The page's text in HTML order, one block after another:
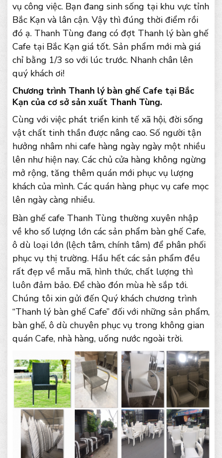
vụ công việc. Bạn đang sinh sống tại khu vực tỉnh
Bắc Kạn và lân cận. Vậy thì đúng thời điểm rồi
đó ạ. Thanh Tùng đang có đợt Thanh lý bàn ghế
Cafe tại Bắc Kạn giá tốt. Sản phẩm mới mà giá
chỉ bằng 1/3 so với lúc trước. Nhanh chân lên
quý khách ơi!
Chương trình Thanh lý bàn ghế Cafe tại Bắc
Kạn của cơ sở sản xuất Thanh Tùng.
Cùng với việc phát triển kinh tế xã hội, đời sống
vật chất tinh thần được nâng cao. Số người tận
hưởng nhâm nhi cafe hàng ngày ngày một nhiều
lên như hiện nay. Các chủ cửa hàng không ngừng
mở rộng, tăng thêm quán mới phục vụ lượng
khách của mình. Các quán hàng phục vụ cafe mọc
lên ngày càng nhiều.
Bàn ghế cafe Thanh Tùng thường xuyên nhập
về kho số lượng lớn các sản phẩm bàn ghế Cafe,
ô dù loại lớn (lệch tâm, chính tâm) để phân phối
phục vụ thị trường. Hầu hết các sản phẩm đều
rất đẹp về mẫu mã, hình thức, chất lượng thì
luôn đảm bảo. Để chào đón mùa hè sắp tới.
Chúng tôi xin gửi đến Quý khách chương trình
“Thanh lý bàn ghế Cafe” đối với những sản phẩm,
bàn ghế, ô dù chuyên phục vụ trong không gian
quán Cafe, nhà hàng, uống nước ngoài trời.